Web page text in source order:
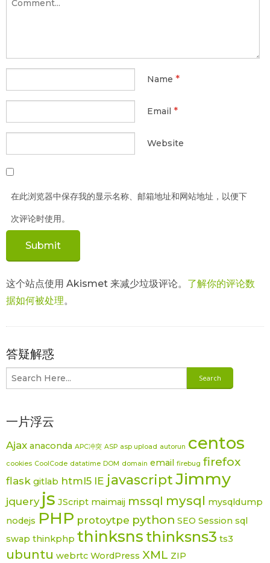
Name *
Email *
Website
在此浏览器中保存我的显示名称、邮箱地址和网站地址，以便下
次评论时使用。
这个站点使用 Akismet 来减少垃圾评论。 了解你的评论数
据如何被处理。
答疑解惑
一片浮云
Ajax anaconda APC冲突 ASP asp upload autorun centos
cookies CoolCode datatime DOM domain email firebug firefox
flask gitlab html5 IE javascriptJimmy
jquery js JScript maimaij mssql mysql mysqldump
nodejs PHP protoytpe python SEO Session sql
swap thinkphp thinksns thinksns3 ts3
ubuntu webrtc WordPress XML ZIP